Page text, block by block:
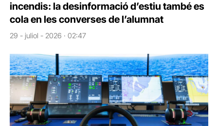
incendis: la desinformació d’estiu també es
cola en les converses de l’alumnat
29 - juliol - 2026 · 02:47